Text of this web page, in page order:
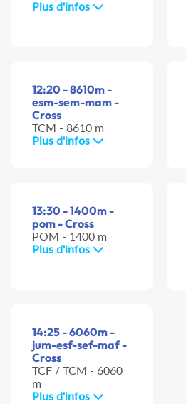
Plus d'infos
12:20 - 8610m -
esm-sem-mam -
Cross
TCM - 8610 m
Plus d'infos
13:30 - 1400m -
pom - Cross
POM - 1400 m
Plus d'infos
14:25 - 6060m -
jum-esf-sef-maf -
Cross
TCF / TCM - 6060
m
Plus d'infos